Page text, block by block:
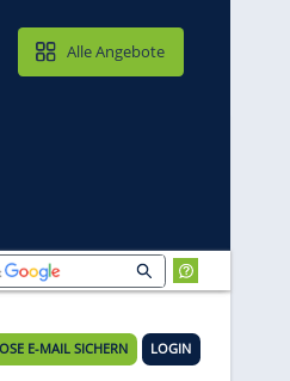
MAIL & CLOUD